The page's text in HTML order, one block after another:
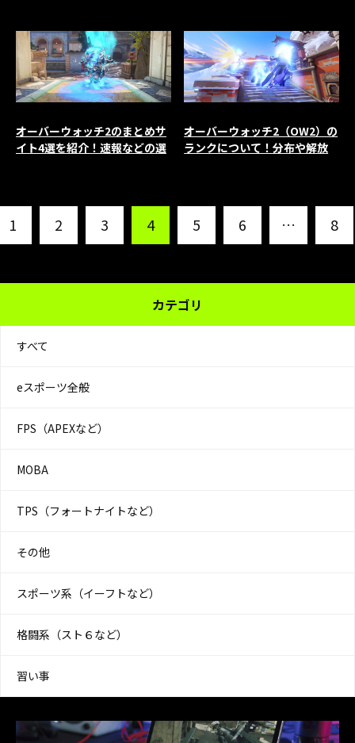
オーバーウォッチ2のまとめサ
イト4選を紹介！速報などの選
オーバーウォッチ2（OW2）の
ランクについて！分布や解放
1 2 3 4 5 6 … 8
カテゴリ
すべて
eスポーツ全般
FPS（APEXなど）
MOBA
TPS（フォートナイトなど）
その他
スポーツ系（イーフトなど）
格闘系（スト６など）
習い事